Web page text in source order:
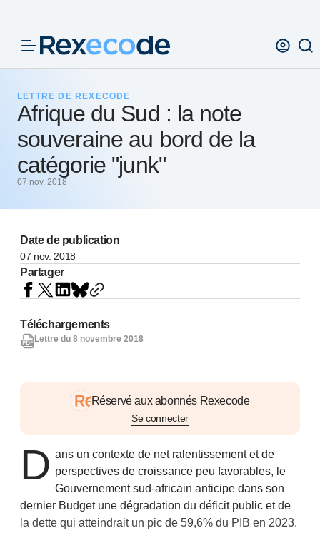
LETTRE DE REXECODE
Afrique du Sud : la note
souveraine au bord de la
catégorie "junk"
07 nov. 2018
Date de publication
07 nov. 2018
Partager
Réservé aux abonnés Rexecode
Se connecter
D ans un contexte de net ralentissement et de
perspectives de croissance peu favorables, le
Gouvernement sud-africain anticipe dans son
dernier Budget une dégradation du déficit public et de
la dette qui atteindrait un pic de 59,6% du PIB en 2023.
Téléchargements
Lettre du 8 novembre 2018